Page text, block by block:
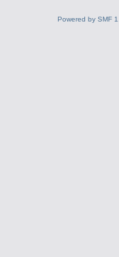
Powered by SMF